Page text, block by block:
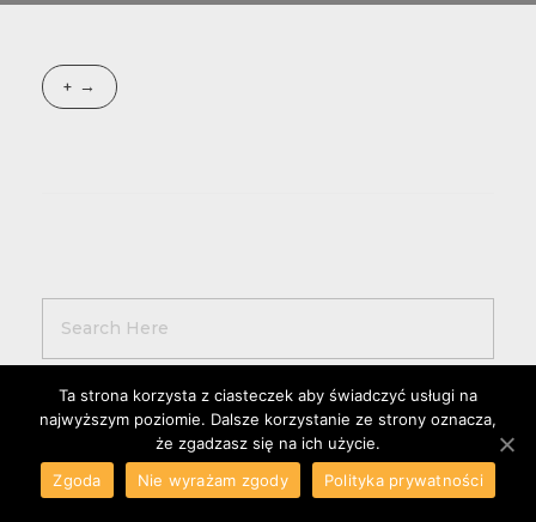
+
LETZTE BEITRÄGE
Verschiedene
Ta strona korzysta z ciasteczek aby świadczyć usługi na
najwyższym poziomie. Dalsze korzystanie ze strony oznacza,
że zgadzasz się na ich użycie.
Zgoda
Nie wyrażam zgody Polityka prywatności